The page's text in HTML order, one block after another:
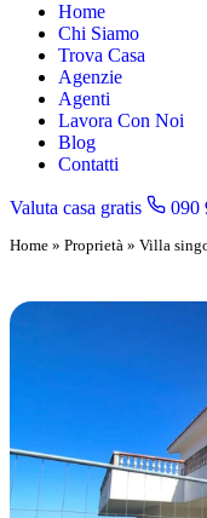
Home
Chi Siamo
Trova Casa
Agenzie
Agenti
Lavora Con Noi
Blog
Contatti
Valuta casa gratis 090
Home » Proprietà » Villa